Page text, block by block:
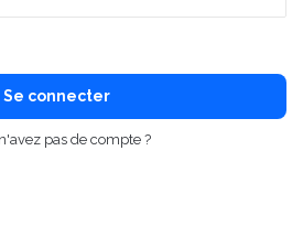
Se connecter
pas de compte ?